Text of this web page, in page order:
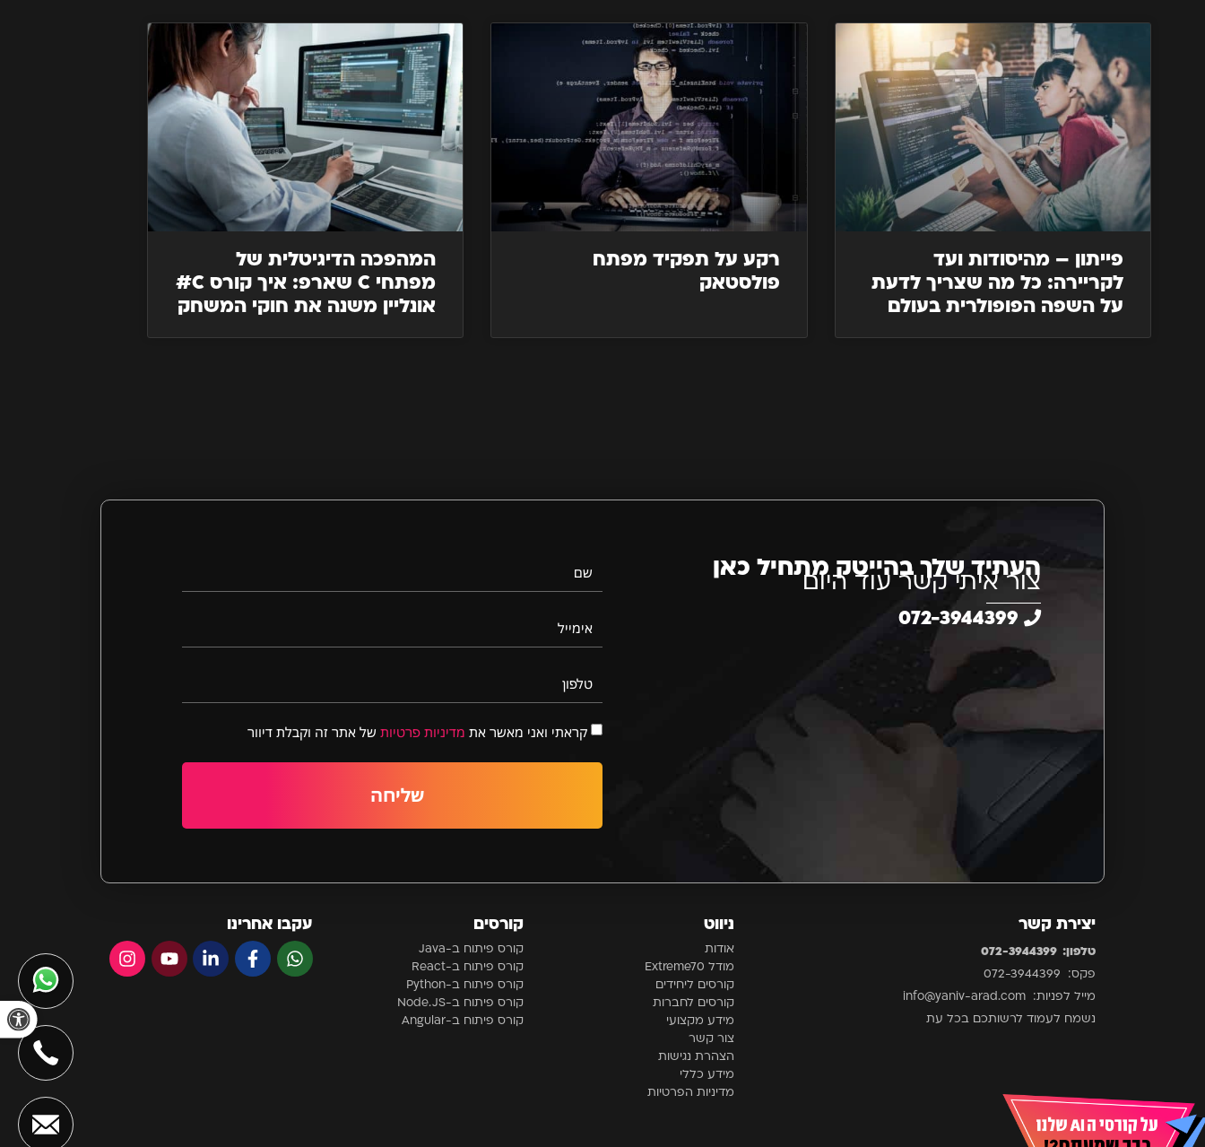
פתח
פייתון – מהיסודות ועד
לקריירה: כל מה שצריך לדעת
על השפה הפופולרית בעולם
רקע על תפקיד מפתח
פולסטאק
המהפכה הדיגיטלית של
מפתחי C שארפ: איך קורס C#
אונליין משנה את חוקי המשחק
העתיד שלך בהייטק מתחיל כאן
צור איתי קשר עוד היום שם
אימייל
טלפון
קראתי ואני מאשר את מדיניות פרטיות של אתר זה וקבלת דיוור
שליחה
יצירת קשר
טלפון: 072-3944399
פקס: 072-3944399
מייל לפניות: info@yaniv-arad.com
נשמח לעמוד לרשותכם בכל עת
ניווט
אודות
מודל Extreme70
קורסים ליחידים
קורסים לחברות
מידע מקצועי
צור קשר
הצהרת נגישות
מידע כללי
מדיניות הפרטיות
קורסים
קורס פיתוח ב-Java
קורס פיתוח ב-React
קורס פיתוח ב-Python
קורס פיתוח ב-Node.JS
קורס פיתוח ב-Angular
עקבו אחרינו